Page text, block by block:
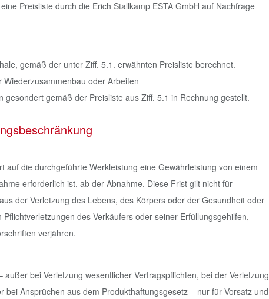
Preisliste durch die Erich Stallkamp ESTA GmbH auf Nachfrage
gemäß der unter Ziff. 5.1. erwähnten Preisliste berechnet.
oder Arbeiten
gemäß der Preisliste aus Ziff. 5.1 in Rechnung gestellt.
auf die durchgeführte Werkleistung eine Gewährleistung von einem
erforderlich ist, ab der Abnahme. Diese Frist gilt nicht für
der Verletzung des Lebens, des Körpers oder der Gesundheit oder
des Verkäufers oder seiner Erfüllungsgehilfen,
verjähren.
außer bei Verletzung wesentlicher Vertragspflichten, bei der Verletzung
bei Ansprüchen aus dem Produkthaftungsgesetz – nur für Vorsatz und